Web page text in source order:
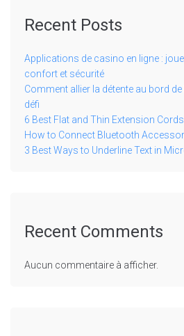
Recent Posts
Applications de casino en ligne :
confort et sécurité
Comment allier la détente au bord
défi
6 Best Flat and Thin Extension
How to Connect Bluetooth
3 Best Ways to Underline Text in
Recent Comments
Aucun commentaire à afficher.